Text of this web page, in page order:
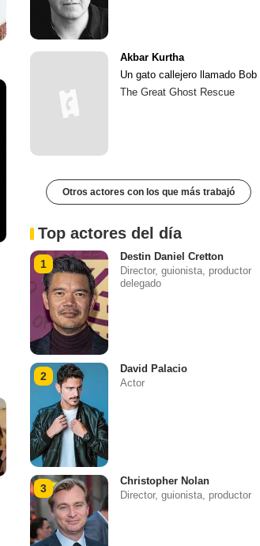
Akbar Kurtha
Un gato callejero llamado Bob
The Great Ghost Rescue
Otros actores con los que más trabajó
Top actores del día
1
Destin Daniel Cretton
Director, guionista, productor
delegado
2
David Palacio
Actor
3
Christopher Nolan
Director, guionista, productor